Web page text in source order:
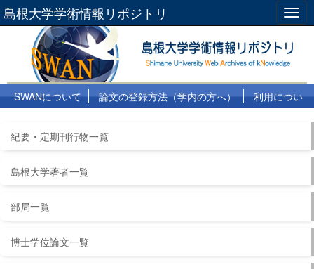
島根大学学術情報リポジトリ
SWANについて 論文の登録方法（学内の方へ）
利用につい
紀要・定期刊行物一覧
島根大学著者一覧
部局一覧
博士学位論文一覧